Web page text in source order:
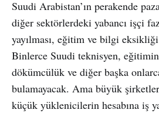
Suudi Arabistan’ın perakende
diğer sektörlerdeki yabancı işçi
yayılması, eğitim ve bilgi
Binlerce Suudi teknisyen,
dökümcülük ve diğer başka
bulamayacak. Ama büyük
küçük yüklenicilerin hesabına iş